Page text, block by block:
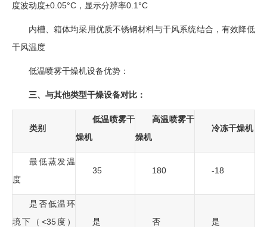
度波动度±0.05°C，显示分辨率0.1°C
内槽、箱体均采用优质不锈钢材料与干风系统结合，有效降低
干风温度
低温喷雾干燥机设备优势：
三、与其他类型干燥设备对比：
类别
低温喷雾干
燥机
高温喷雾干
燥机
冷冻干燥机
最低蒸发温
度
35 180 -18
是否低温环
境下（<35度）
是 否 是